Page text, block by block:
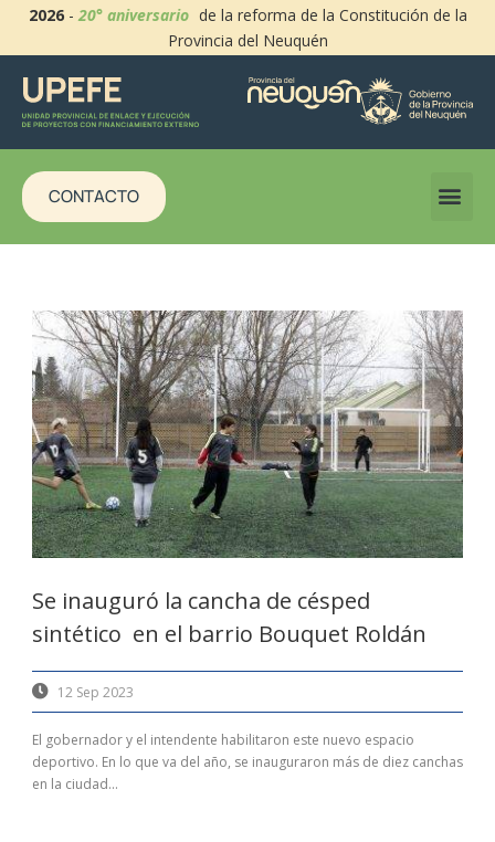
2026-20° aniversario de la reforma de la Constitución de la
Provincia del Neuquén
CONTACTO
Se inauguró la cancha de césped
sintético en el barrio Bouquet Roldán
12 Sep 2023
El gobernador y el intendente habilitaron este nuevo espacio
deportivo. En lo que va del año, se inauguraron más de diez canchas
en la ciudad...